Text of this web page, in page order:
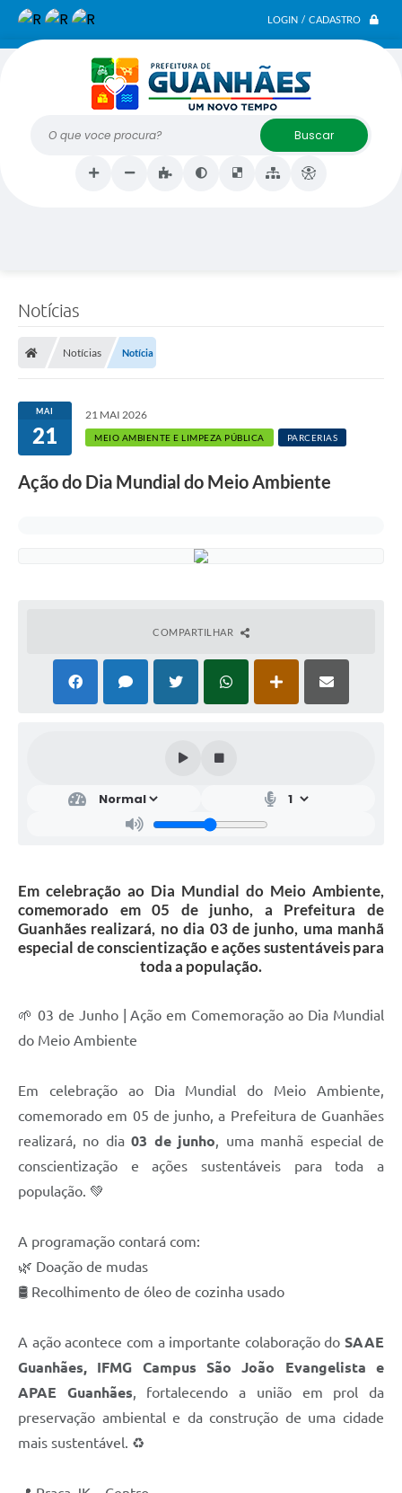
LOGIN / CADASTRO
O que voce procura?
Notícias
Notícias Notícia
MAI
21
21 MAI 2026
MEIO AMBIENTE E LIMPEZA PÚBLICA PARCERIAS
Ação do Dia Mundial do Meio Ambiente
COMPARTILHAR
Em celebração ao Dia Mundial do Meio Ambiente,
comemorado em 05 de junho, a Prefeitura de
Guanhães realizará, no dia 03 de junho, uma manhã
especial de conscientização e ações sustentáveis para
toda a população.
🌱 03 de Junho | Ação em Comemoração ao Dia Mundial
do Meio Ambiente
Em celebração ao Dia Mundial do Meio Ambiente,
comemorado em 05 de junho, a Prefeitura de Guanhães
realizará, no dia03 de junho, uma manhã especial de
conscientização e ações sustentáveis para toda a
população. 💚
A programação contará com:
🌿 Doação de mudas
🛢️ Recolhimento de óleo de cozinha usado
A ação acontece com a importante colaboração do SAAE
Guanhães, IFMG Campus São João Evangelista e
APAE Guanhães, fortalecendo a união em prol da
preservação ambiental e da construção de uma cidade
mais sustentável. ♻️